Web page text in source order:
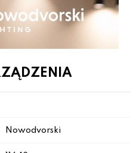
Nowodvorski